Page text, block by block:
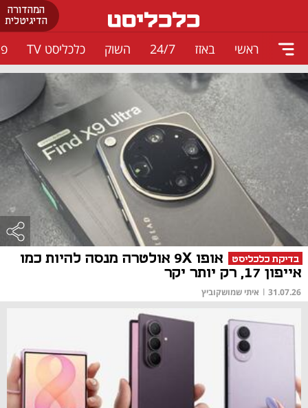
המהדורה
הדיגיטלית
ראשי באזז 24/7 השוק כלכליסט TV
בדיקת כלכליסט
אופו 9X אולטרה מנסה להיות כמו
אייפון 17, רק יותר יקר
31.07.26
| איתי שמושקוביץ